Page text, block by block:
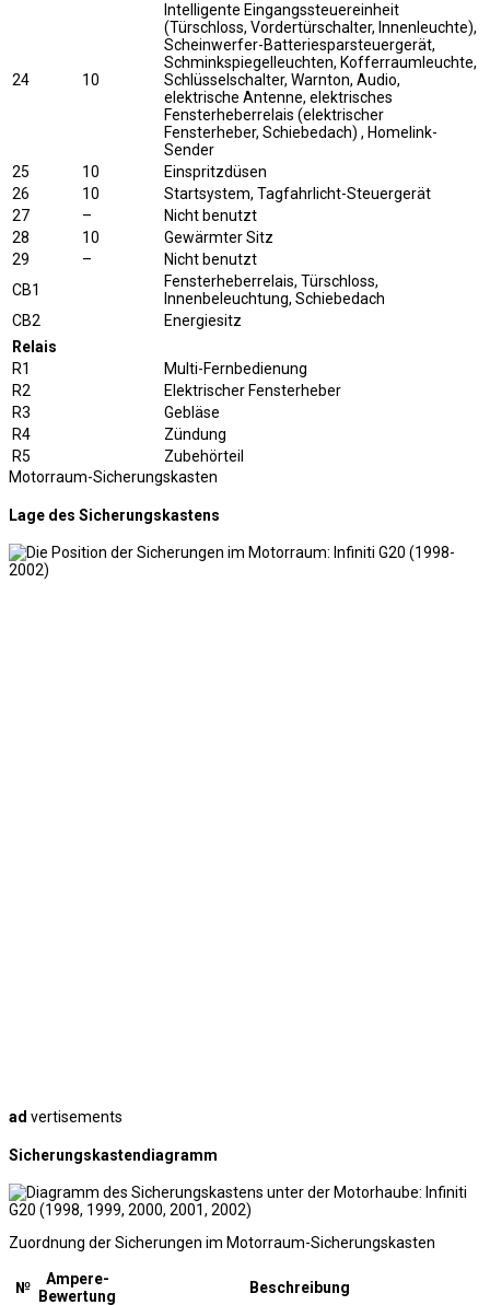
24 10
Intelligente Eingangssteuereinheit
(Türschloss, Vordertürschalter, Innenleuchte),
Scheinwerfer-Batteriesparsteuergerät,
Schminkspiegelleuchten, Kofferraumleuchte,
Schlüsselschalter, Warnton, Audio,
elektrische Antenne, elektrisches
Fensterheberrelais (elektrischer
Fensterheber, Schiebedach) , Homelink-
Sender
25
10
Einspritzdüsen
26
10
Startsystem, Tagfahrlicht-Steuergerät
27
–
Nicht benutzt
28
10
Gewärmter Sitz
29
–
Nicht benutzt
CB1
Fensterheberrelais, Türschloss,
Innenbeleuchtung, Schiebedach
CB2
Energiesitz
Relais
R1
Multi-Fernbedienung
R2
Elektrischer Fensterheber
R3
Gebläse
R4
Zündung
R5
Zubehörteil
Motorraum-Sicherungskasten
Lage des Sicherungskastens
ad vertisements
Sicherungskastendiagramm
Zuordnung der Sicherungen im Motorraum-Sicherungskasten
№
Ampere-
Bewertung
Beschreibung